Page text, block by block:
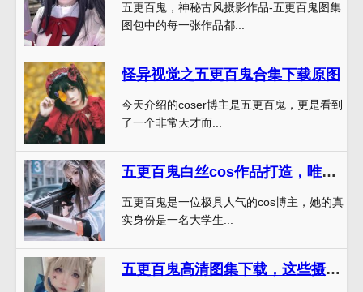
五更百鬼，神秘古风摄影作品-五更百鬼图集
图包中的每一张作品都...
怪异视觉之五更百鬼合集下载原图
今天介绍的coser博主是五更百鬼，更是看到
了一个非常天才而...
五更百鬼白丝cos作品打造，唯美精致
五更百鬼是一位极具人气的cos博主，她的真
实身份是一名大学生...
五更百鬼高清图集下载，这些摄影作品能让你一次次沉醉其中